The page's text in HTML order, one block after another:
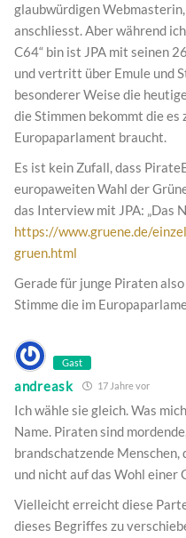
glaubwürdigen
anschliesst. Aber während
C64“ bin ist JPA mit seinen
und vertritt über Emule und
besonderer Weise die
die Stimmen bekommt die es
Europaparlament braucht.
Es ist kein Zufall, dass
europaweiten Wahl der
das Interview mit JPA: „Das
https://www.gruene.de/
gruen.html
Gerade für junge Piraten
Stimme die im
Gast
andreask 17 Jahre vor
Ich wähle sie gleich. Was
Name. Piraten sind
brandschatzende
und nicht auf das Wohl einer
Vielleicht erreicht diese
dieses Begriffes zu